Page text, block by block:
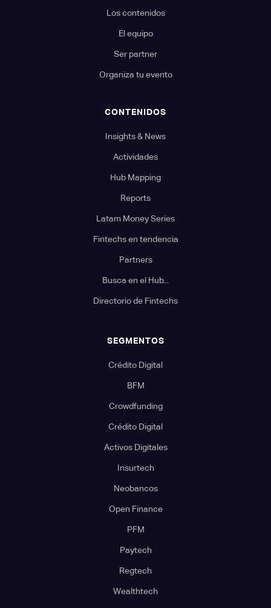
Los contenidos
El equipo
Ser partner
Organiza tu evento
CONTENIDOS
Insights & News
Actividades
Hub Mapping
Reports
Latam Money Series
Fintechs en tendencia
Partners
Busca en el Hub...
Directorio de Fintechs
SEGMENTOS
Crédito Digital
BFM
Crowdfunding
Crédito Digital
Activos Digitales
Insurtech
Neobancos
Open Finance
PFM
Paytech
Regtech
Wealthtech